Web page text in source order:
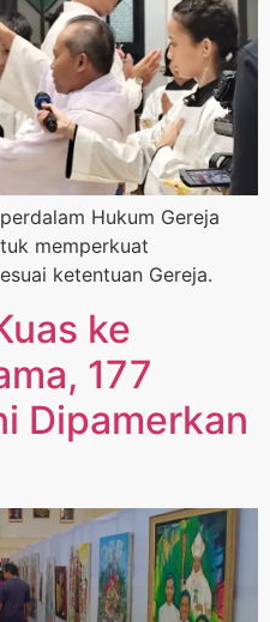
Hukum Gereja
memperkuat
ketentuan Gereja.
ke
177
Dipamerkan